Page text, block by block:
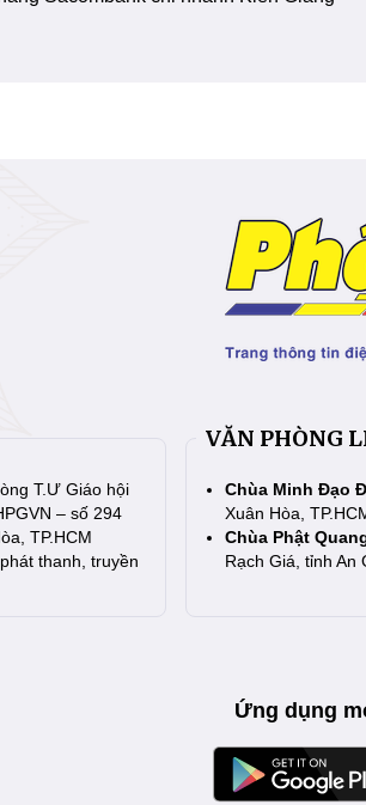
T.Ư Giáo hội
– số 294
TP.HCM
thanh, truyền
VĂN PHÒNG
Chùa Minh Đạo
Xuân Hòa,
Chùa Phật
Rạch Giá, tỉnh An
Ứng dụng